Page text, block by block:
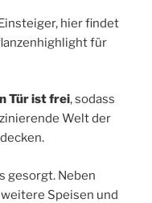
steiger, hier findet
für
Tür ist frei, sodass
Welt der
gesorgt. Neben
weitere Speisen und